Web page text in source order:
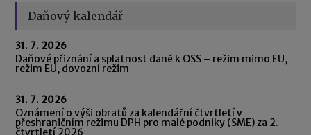
Daňový kalendář
31. 7. 2026
Daňové přiznání a splatnost daně k OSS – režim mimo EU,
režim EU, dovozní režim
31. 7. 2026
Oznámení o výši obratů za kalendářní čtvrtletí v
přeshraničním režimu DPH pro malé podniky (SME) za 2.
čtvrtletí 2026